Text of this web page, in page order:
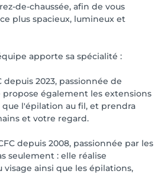
de-chaussée, afin de vous
plus spacieux, lumineux et
apporte sa spécialité :
depuis 2023, passionnée de
propose également les extensions
l'épilation au fil, et prendra
et votre regard.
depuis 2008, passionnée par les
seulement : elle réalise
ainsi que les épilations,